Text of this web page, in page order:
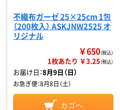
不織布ガーゼ 25×25cm 1包
（200枚入） ASKJNW2525 オ
リジナル
￥650（税込）
1枚あたり ￥3.25（税込）
お届け日：8月9日（日）
お急ぎ便：8月8日（土）
カゴへ